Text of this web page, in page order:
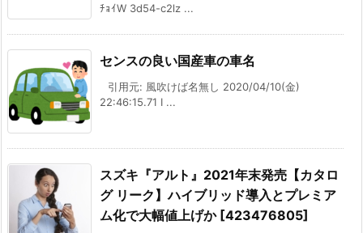
ﾁｮｲW 3d54-c2lz ...
センスの良い国産車の車名
引用元: 風吹けば名無し 2020/04/10(金)
22:46:15.71 I ...
スズキ『アルト』2021年末発売【カタロ
グ リーク】ハイブリッド導入とプレミア
ム化で大幅値上げか [423476805]